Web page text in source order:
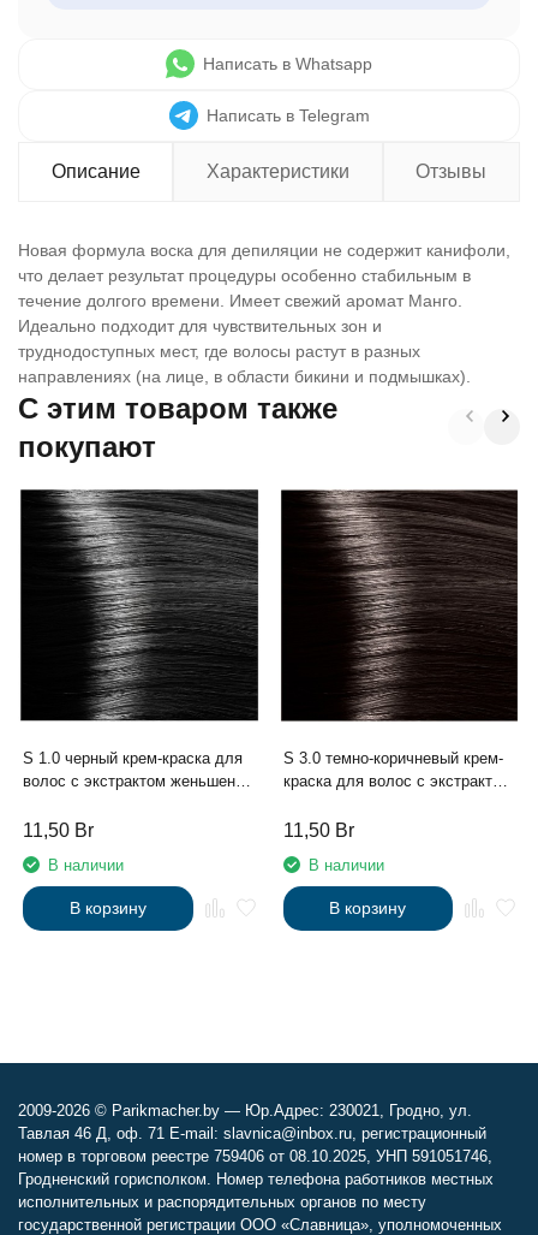
Написать в Whatsapp
Написать в Telegram
Описание Характеристики Отзывы
Новая формула воска для депиляции не содержит канифоли,
что делает результат процедуры особенно стабильным в
течение долгого времени. Имеет свежий аромат Манго.
Идеально подходит для чувствительных зон и
труднодоступных мест, где волосы растут в разных
направлениях (на лице, в области бикини и подмышках).
C этим товаром также
покупают
S 1.0 черный крем-краска для
волос с экстрактом женьшеня
Studio Professional , 100 мл
11,50 Br
В наличии
В корзину
S 3.0 темно-коричневый крем-
краска для волос с экстрактом
протеинами линии Studio
11,50 Br
В наличии
В корзину
2009-2026 © Parikmacher.by — Юр.Адрес: 230021, Гродно, ул.
Тавлая 46 Д, оф. 71 E-mail: slavnica@inbox.ru, регистрационный
номер в торговом реестре 759406 от 08.10.2025, УНП 591051746,
Гродненский горисполком. Номер телефона работников местных
исполнительных и распорядительных органов по месту
государственной регистрации ООО «Славница», уполномоченных